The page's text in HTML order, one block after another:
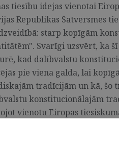
tiesību idejas vienotai
Republikas Satversmes
starp kopīgām
Svarīgi uzsvērt, ka
kad dalībvalstu
pie viena galda, lai
tradīcijām un kā, šo
konstitucionālajām
vienotu Eiropas
KALNIŅŠ